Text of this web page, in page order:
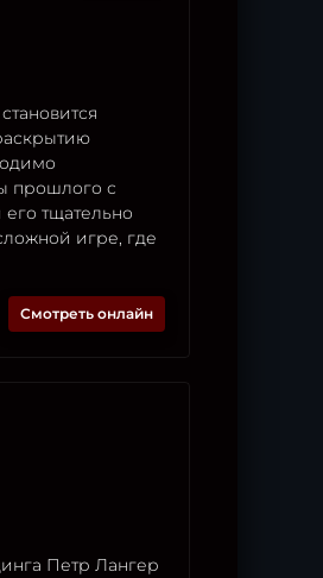
прошлого с
тщательно
игре, где
Смотреть онлайн
Петр Лангер